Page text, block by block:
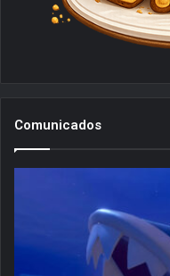
Comunicados